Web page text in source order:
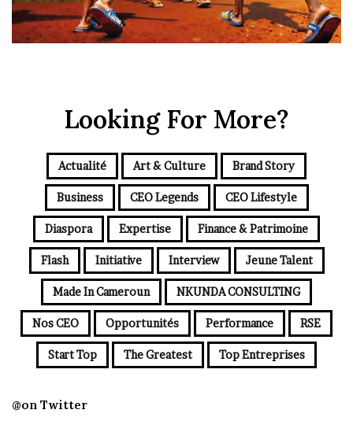
Looking For More?
Actualité Art & Culture Brand Story
Business CEO Legends CEO Lifestyle
Diaspora Expertise Finance & Patrimoine
Flash Initiative Interview Jeune Talent
Made In Cameroun NKUNDA CONSULTING
Nos CEO Opportunités Performance RSE
Start Top The Greatest Top Entreprises
@on Twitter